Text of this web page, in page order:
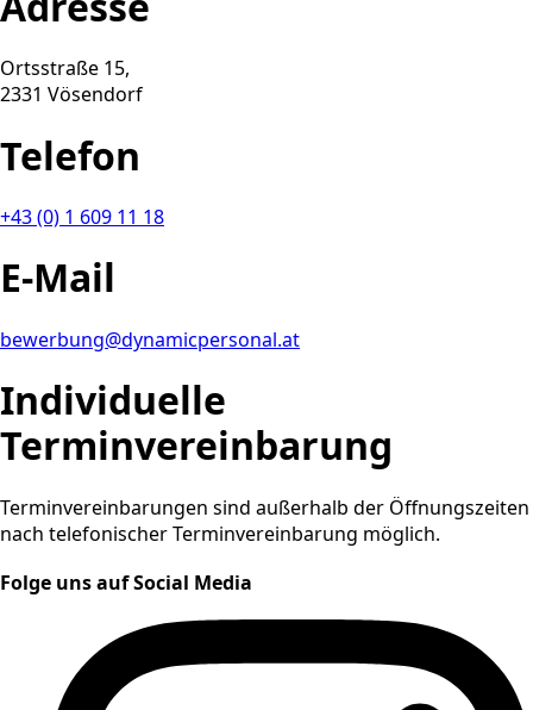
Ortsstraße 15,
2331 Vösendorf
Telefon
+43 (0) 1 609 11 18
E-Mail
bewerbung@dynamicpersonal.at
Individuelle
Terminvereinbarung
Terminvereinbarungen sind außerhalb der Öffnungszeiten
nach telefonischer Terminvereinbarung möglich.
Folge uns auf Social Media